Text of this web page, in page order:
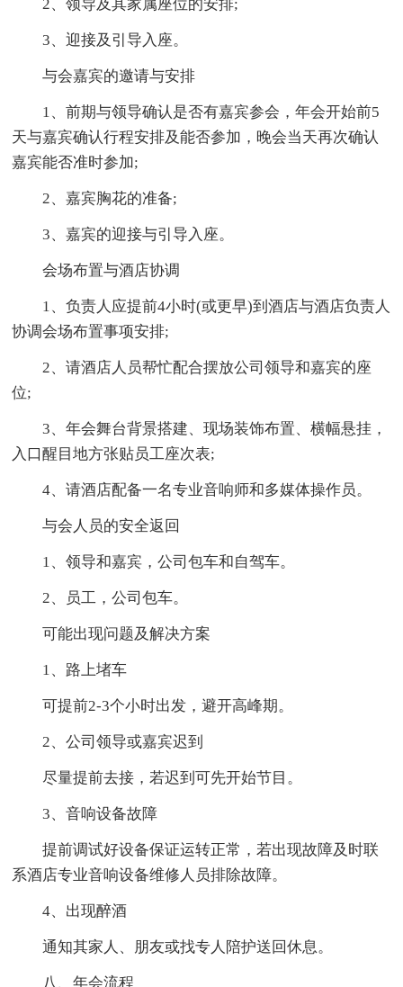
2、领导及其家属座位的安排;
3、迎接及引导入座。
与会嘉宾的邀请与安排
1、前期与领导确认是否有嘉宾参会，年会开始前5
天与嘉宾确认行程安排及能否参加，晚会当天再次确认
嘉宾能否准时参加;
2、嘉宾胸花的准备;
3、嘉宾的迎接与引导入座。
会场布置与酒店协调
1、负责人应提前4小时(或更早)到酒店与酒店负责人
协调会场布置事项安排;
2、请酒店人员帮忙配合摆放公司领导和嘉宾的座
位;
3、年会舞台背景搭建、现场装饰布置、横幅悬挂，
入口醒目地方张贴员工座次表;
4、请酒店配备一名专业音响师和多媒体操作员。
与会人员的安全返回
1、领导和嘉宾，公司包车和自驾车。
2、员工，公司包车。
可能出现问题及解决方案
1、路上堵车
可提前2-3个小时出发，避开高峰期。
2、公司领导或嘉宾迟到
尽量提前去接，若迟到可先开始节目。
3、音响设备故障
提前调试好设备保证运转正常，若出现故障及时联
系酒店专业音响设备维修人员排除故障。
4、出现醉酒
通知其家人、朋友或找专人陪护送回休息。
八、年会流程